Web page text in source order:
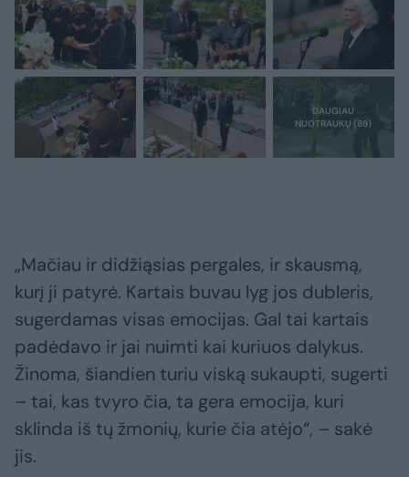
„Mačiau ir didžiąsias pergales, ir skausmą,
kurį ji patyrė. Kartais buvau lyg jos dubleris,
sugerdamas visas emocijas. Gal tai kartais
padėdavo ir jai nuimti kai kuriuos dalykus.
Žinoma, šiandien turiu viską sukaupti, sugerti
– tai, kas tvyro čia, ta gera emocija, kuri
sklinda iš tų žmonių, kurie čia atėjo“, – sakė
jis.